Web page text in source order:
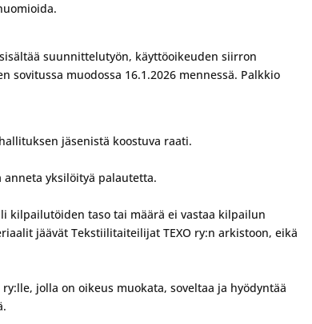
suunnittelutyön, käyttöoikeuden siirron
muodossa 16.1.2026 mennessä. Palkkio
jäsenistä koostuva raati.
yksilöityä palautetta.
kilpailutöiden taso tai määrä ei vastaa kilpailun
jäävät Tekstiilitaiteilijat TEXO ry:n arkistoon, eikä
jolla on oikeus muokata, soveltaa ja hyödyntää